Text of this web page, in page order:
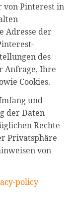
von Pinterest in
Adresse der
des
Anfrage, Ihre
Cookies.
und
der Daten
Rechte
Privatsphäre
von
policy